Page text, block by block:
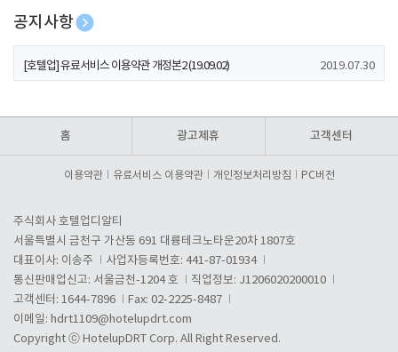
공지사항
[호텔업] 개인정보 처리방침 개정본1 (19.09.02)
[호텔업] 유료서비스 이용약관 개정본2 (19.09.02) 2019.07.30
홈 광고제휴 고객센터
이용약관 유료서비스 이용약관 개인정보처리방침 PC버전
주식회사 호텔업디알티
서울특별시 금천구 가산동 691 대륭테크노타운20차 1807호
대표이사: 이송주
사업자등록번호: 441-87-01934
통신판매업신고: 서울금천-1204 호
직업정보: J1206020200010
고객센터: 1644-7896
Fax: 02-2225-8487
이메일: hdrt1109@hotelupdrt.com
Copyright ⓒ HotelupDRT Corp. All Right Reserved.